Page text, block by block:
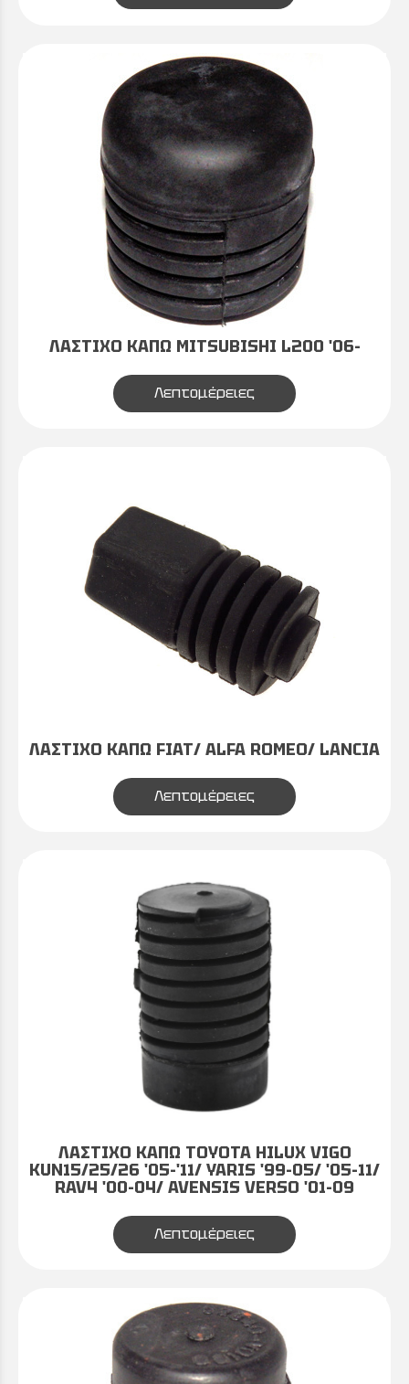
ΛΑΣΤΙΧΟ ΚΑΠΩ MITSUBISHI L200 '06-
Λεπτομέρειες
ΛΑΣΤΙΧΟ ΚΑΠΩ FIAT/ ALFA ROMEO/ LANCIA
Λεπτομέρειες
ΛΑΣΤΙΧΟ ΚΑΠΩ TOYOTA HILUX VIGO
KUN15/25/26 '05-'11/ YARIS '99-05/ '05-11/
RAV4 '00-04/ AVENSIS VERSO '01-09
Λεπτομέρειες